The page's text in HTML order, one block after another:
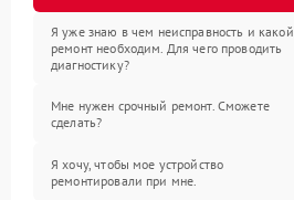
Я уже знаю в чем неисправность и какой
ремонт необходим. Для чего проводить
диагностику?
Мне нужен срочный ремонт. Сможете
сделать?
Я хочу, чтобы мое устройство
ремонтировали при мне.